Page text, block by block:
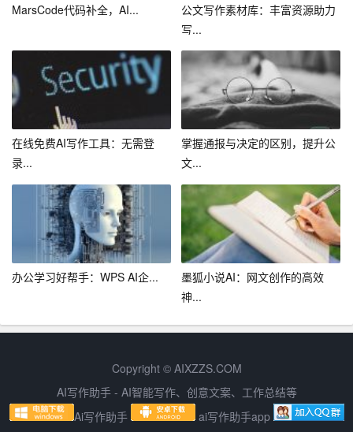
生产，提高整体竞争力。
2. 促进创新：AI助手能够基于海量数据进行分析和创作，
有望推动我国内容产业在题材、风格等方面实现创新。
3. 降低创作门槛：文思AI写作助手使得更多人能够参与到
内容创作中来，降低了从业门槛，有助于培养更多优秀创
作者。
4. 丰富内容生态：AI助手能够生成丰富多样的内容，有助
于优化我国内容生态，满足用户个性化需求。
总之，文思AI写作助手作为一款高效、智能的写作工具，
将极大地推动我国内容产业的发展。同时，我们也应关注
其在伦理、版权等方面的挑战，积极应对，确保AI写作助
手在我国内容产业中发挥更大的作用。
MarsCode代码补全，AI...
公文写作素材库：丰富资源助力
写...
在线免费AI写作工具：无需登
录...
掌握通报与决定的区别，提升公
文...
办公学习好帮手：WPS AI企...
墨狐小说AI：网文创作的高效
神...
Copyright © AIXZZS.COM
AI写作助手 - AI智能写作、创意文案、工作总结等
Ai写作助手
ai写作助手app